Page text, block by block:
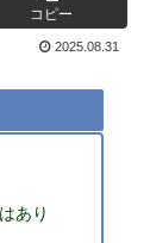
コピー
2025.08.31
あり